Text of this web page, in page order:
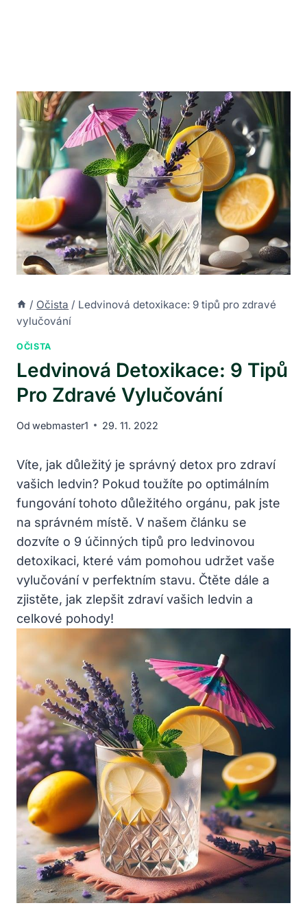
/ Očista / Ledvinová detoxikace: 9 tipů pro zdravé
vylučování
OČISTA
Ledvinová Detoxikace: 9 Tipů
Pro Zdravé Vylučování
Od webmaster1 29. 11. 2022
Víte, jak důležitý je správný detox pro zdraví
vašich ledvin? Pokud toužíte po optimálním
fungování tohoto důležitého orgánu, pak jste
na správném místě. V našem článku se
dozvíte o 9 účinných tipů pro ledvinovou
detoxikaci, které vám pomohou udržet vaše
vylučování v perfektním stavu. Čtěte dále a
zjistěte, jak zlepšit zdraví vašich ledvin a
celkové pohody!